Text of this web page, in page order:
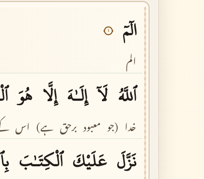
الٓمٓ ١
الم
ٱللَّهُ لَآ إِلَـٰهَ إِلَّا هُوَ
خدا (جو معبود برحق ہے) اس
نَزَّلَ عَلَيْكَ ٱلْكِتَـٰبَ